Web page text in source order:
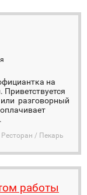
на
Приветствуется
разговорный
Ресторан / Пекарь
работы